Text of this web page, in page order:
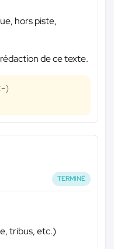
hors piste,
de ce texte.
)
TERMINÉ
tribus, etc.)